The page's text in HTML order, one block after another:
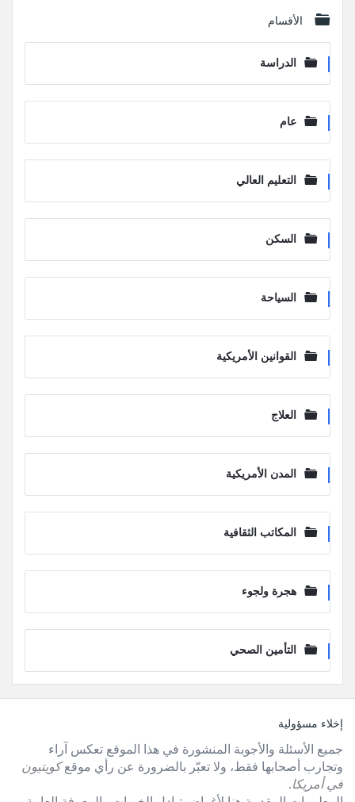
الأقسام
الدراسة
عام
التعليم العالي
السكن
السياحة
القوانين الأمريكية
العلاج
المدن الأمريكية
المكاتب الثقافية
هجرة ولجوء
التأمين الصحي
الفوترإخلاء مسؤولية
جميع الأسئلة والأجوبة المنشورة في هذا الموقع تعكس آراء
وتجارب أصحابها فقط، ولا تعبّر بالضرورة عن رأي موقعكويتيون
في أمريكا.